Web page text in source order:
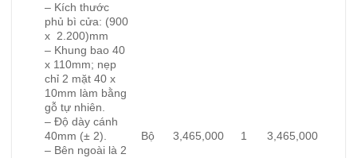
– Kích thước
phủ bì cửa: (900
x 2.200)mm
– Khung bao 40
x 110mm; nẹp
chỉ 2 mặt 40 x
10mm làm bằng
gỗ tự nhiên.
– Độ dày cánh
40mm (± 2).
– Bên ngoài là 2
Bộ 3,465,000 1 3,465,000